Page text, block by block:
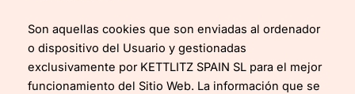
Son aquellas cookies que son enviadas al ordenador
o dispositivo del Usuario y gestionadas
exclusivamente por KETTLITZ SPAIN SL para el mejor
funcionamiento del Sitio Web. La información que se